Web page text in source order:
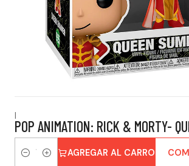
|
POP ANIMATION: RICK & MORTY-
Cantidad
AGREGAR AL CARRO